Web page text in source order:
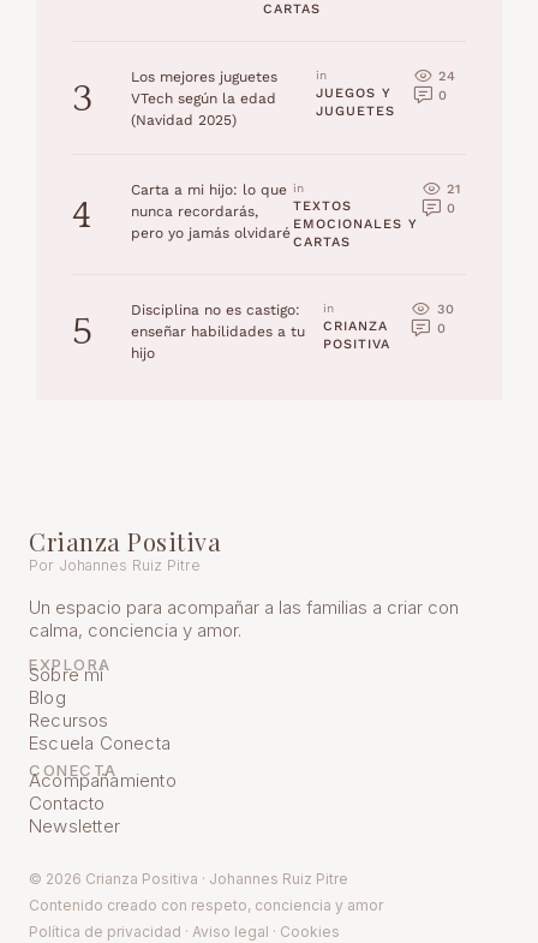
CARTAS
3
Los mejores juguetes
VTech según la edad
(Navidad 2025)
in
JUEGOS Y
JUGUETES
24
0
4
Carta a mi hijo: lo que
nunca recordarás,
pero yo jamás olvidaré
in
TEXTOS
EMOCIONALES Y
CARTAS
21
0
5
Disciplina no es castigo:
enseñar habilidades a tu
hijo
in
CRIANZA
POSITIVA
30
0
Crianza Positiva
Por Johannes Ruiz Pitre
Un espacio para acompañar a las familias a criar con
calma, conciencia y amor.
EXPLORA
Sobre mí
Blog
Recursos
Escuela Conecta
CONECTA
Acompañamiento
Contacto
Newsletter
© 2026 Crianza Positiva · Johannes Ruiz Pitre
Contenido creado con respeto, conciencia y amor
Política de privacidad · Aviso legal · Cookies